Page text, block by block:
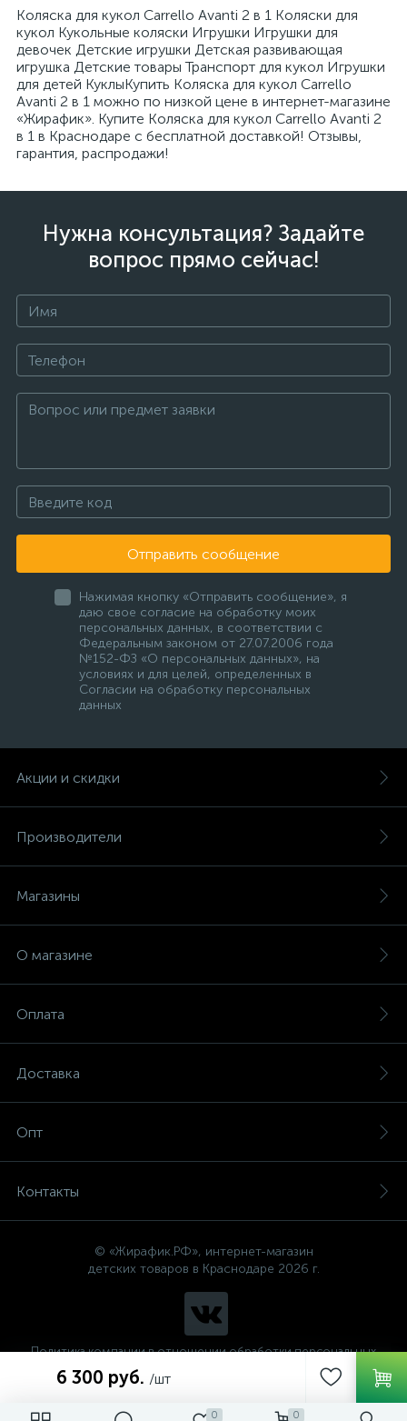
0 0
6 300 руб. /шт
Коляска для кукол Carrello Avanti 2 в 1 Коляски для
кукол Кукольные коляски Игрушки Игрушки для
девочек Детские игрушки Детская развивающая
игрушка Детские товары Транспорт для кукол Игрушки
для детей КуклыКупить Коляска для кукол Carrello
Avanti 2 в 1 можно по низкой цене в интернет-магазине
«Жирафик». Купите Коляска для кукол Carrello Avanti 2
в 1 в Краснодаре с бесплатной доставкой! Отзывы,
гарантия, распродажи!
Нужна консультация? Задайте
вопрос прямо сейчас!
Отправить сообщение
Нажимая кнопку «Отправить сообщение», я
даю свое согласие на обработку моих
персональных данных, в соответствии с
Федеральным законом от 27.07.2006 года
№152-ФЗ «О персональных данных», на
условиях и для целей, определенных в
Согласии на обработку персональных
данных
Акции и скидки
Производители
Магазины
О магазине
Оплата
Доставка
Опт
Контакты
© «Жирафик.РФ», интернет-магазин
детских товаров в Краснодаре 2026 г.
Политика компании в отношении обработки персональных